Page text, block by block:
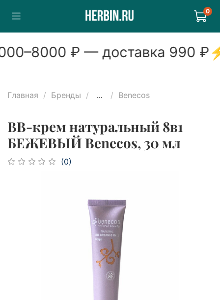
0
–8000₽ — доставка990₽
Главная Бренды ... Benecos
BB-крем натуральный 8в1
БЕЖЕВЫЙ Benecos, 30 мл
(0)